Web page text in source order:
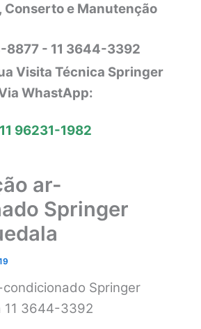
Conserto e Manutenção
8877 - 11 3644-3392
Visita Técnica Springer
WhastApp:
11 96231-1982
ar-
Springer
Springer
11 3644-3392